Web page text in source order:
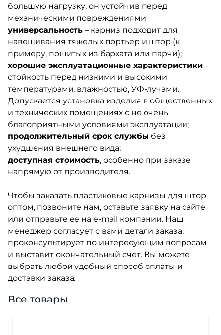
большую нагрузку, он устойчив перед
механическими повреждениями;
универсальность – карниз подходит для
навешивания тяжелых портьер и штор (к
примеру, пошитых из бархата или парчи);
хорошие эксплуатационные характеристики –
стойкость перед низкими и высокими
температурами, влажностью, УФ-лучами.
Допускается установка изделия в общественных
и технических помещениях с не очень
благоприятными условиями эксплуатации;
продолжительный срок службы без
ухудшения внешнего вида;
доступная стоимость, особенно при заказе
напрямую от производителя.
Чтобы заказать пластиковые карнизы для штор
оптом, позвоните нам, оставьте заявку на сайте
или отправьте ее на e-mail компании. Наш
менеджер согласует с вами детали заказа,
проконсультирует по интересующим вопросам
и выставит окончательный счет. Вы можете
выбрать любой удобный способ оплаты и
доставки заказа.
Все товары